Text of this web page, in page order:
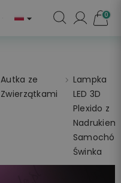
 0
Autka ze
Zwierzątkami
Lampka
LED 3D
Plexido z
Nadrukiem
Samochód
Świnka